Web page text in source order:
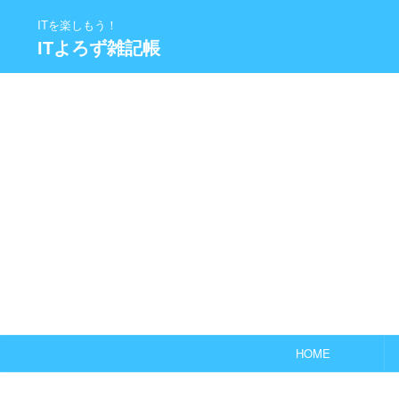
ITを楽しもう！
ITよろず雑記帳
HOME